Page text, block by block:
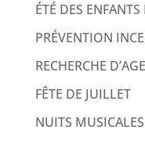
ÉTÉ DES
PRÉVENTION
RECHERCHE
FÊTE DE JUILLET
NUITS MUSICALES